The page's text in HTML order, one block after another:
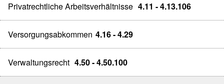
Privatrechtliche Arbeitsverhältnisse 4.11 - 4.13.106
Versorgungsabkommen 4.16 - 4.29
Verwaltungsrecht 4.50 - 4.50.100